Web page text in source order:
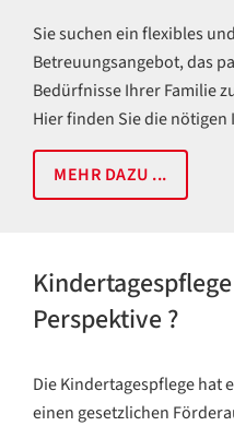
Sie suchen ein flexibles
Betreuungsangebot, das
Bedürfnisse Ihrer Familie
Hier finden Sie die
MEHR DAZU ...
Perspektive ?
Die Kindertagespflege hat
einen gesetzlichen